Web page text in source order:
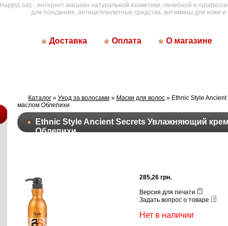
HappyLady - интернет магазин натуральной косметики, лечебной и
для похудения, антицеллюлитные средства, витамины для кожи и
Доставка Оплата О магазине
Каталог» Уход за волосами » Маски для волос» Ethnic Style
маслом Облепихи
Ethnic Style Ancient Secrets Увлажняющий
Облепихи
285,26 грн.
Версия для печати
Задать вопрос о товаре
Нет в наличии